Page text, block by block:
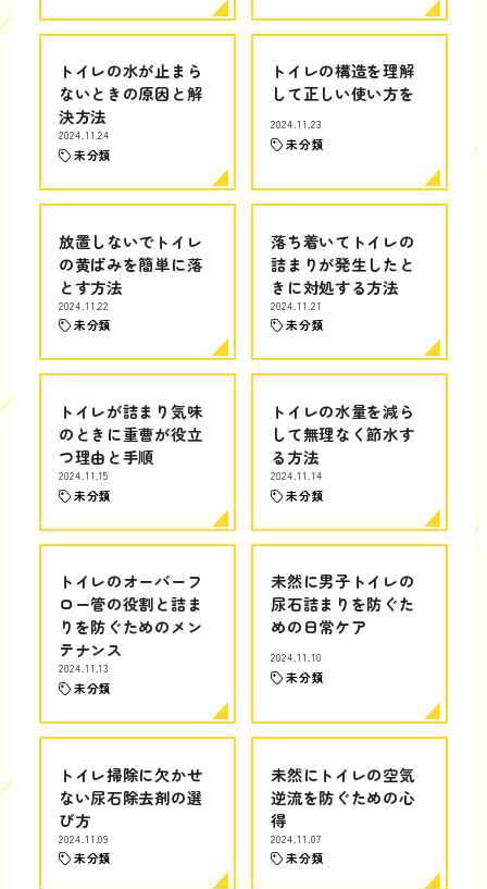
トイレの水が止まら
ないときの原因と解
決方法
2024.11.24
未分類
トイレの構造を理解
して正しい使い方を
2024.11.23
未分類
放置しないでトイレ
の黄ばみを簡単に落
とす方法
2024.11.22
未分類
落ち着いてトイレの
詰まりが発生したと
きに対処する方法
2024.11.21
未分類
トイレが詰まり気味
のときに重曹が役立
つ理由と手順
2024.11.15
未分類
トイレの水量を減ら
して無理なく節水す
る方法
2024.11.14
未分類
トイレのオーバーフ
ロー管の役割と詰ま
りを防ぐためのメン
テナンス
2024.11.13
未分類
未然に男子トイレの
尿石詰まりを防ぐた
めの日常ケア
2024.11.10
未分類
トイレ掃除に欠かせ
ない尿石除去剤の選
び方
2024.11.09
未分類
未然にトイレの空気
逆流を防ぐための心
得
2024.11.07
未分類